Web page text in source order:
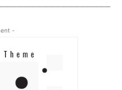
-